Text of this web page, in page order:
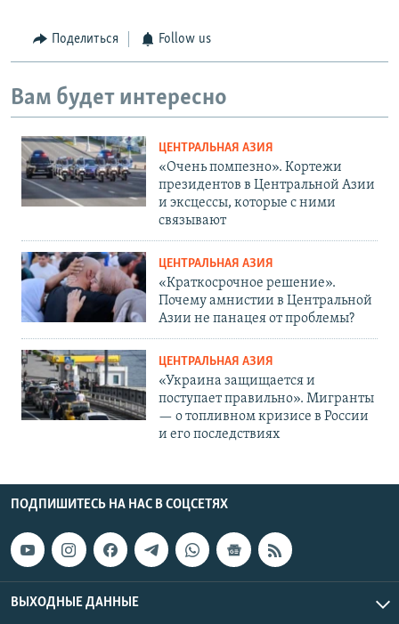
Поделиться Follow us
Вам будет интересно
ЦЕНТРАЛЬНАЯ АЗИЯ
«Очень помпезно». Кортежи
президентов в Центральной Азии
и эксцессы, которые с ними
связывают
ЦЕНТРАЛЬНАЯ АЗИЯ
«Краткосрочное решение».
Почему амнистии в Центральной
Азии не панацея от проблемы?
ЦЕНТРАЛЬНАЯ АЗИЯ
«Украина защищается и
поступает правильно». Мигранты
— о топливном кризисе в России
и его последствиях
ПОДПИШИТЕСЬ НА НАС В СОЦСЕТЯХ
ВЫХОДНЫЕ ДАННЫЕ